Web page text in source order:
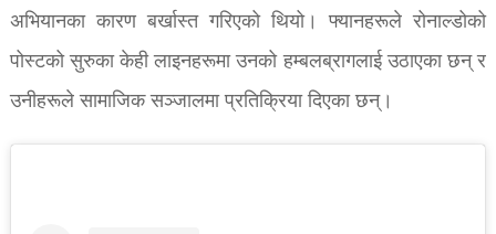
अभियानका कारण बर्खास्त गरिएको थियो। फ्यानहरूले रोनाल्डोको
पोस्टको सुरुका केही लाइनहरूमा उनको हम्बलब्रागलाई उठाएका छन् र
उनीहरूले सामाजिक सञ्जालमा प्रतिक्रिया दिएका छन्।